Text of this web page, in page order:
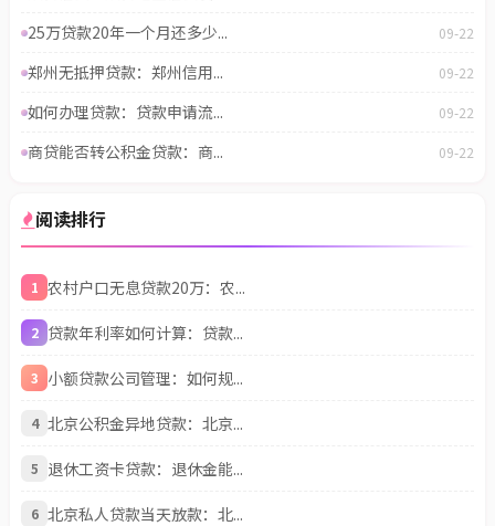
25万贷款20年一个月还多少... 09-22
郑州无抵押贷款：郑州信用... 09-22
如何办理贷款：贷款申请流... 09-22
商贷能否转公积金贷款：商... 09-22
阅读排行
1 农村户口无息贷款20万：农...
2 贷款年利率如何计算：贷款...
3 小额贷款公司管理：如何规...
4 北京公积金异地贷款：北京...
5 退休工资卡贷款：退休金能...
6 北京私人贷款当天放款：北...